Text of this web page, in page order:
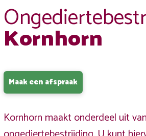
Kornhorn
Maak een afspraak
Kornhorn maakt onderdeel uit